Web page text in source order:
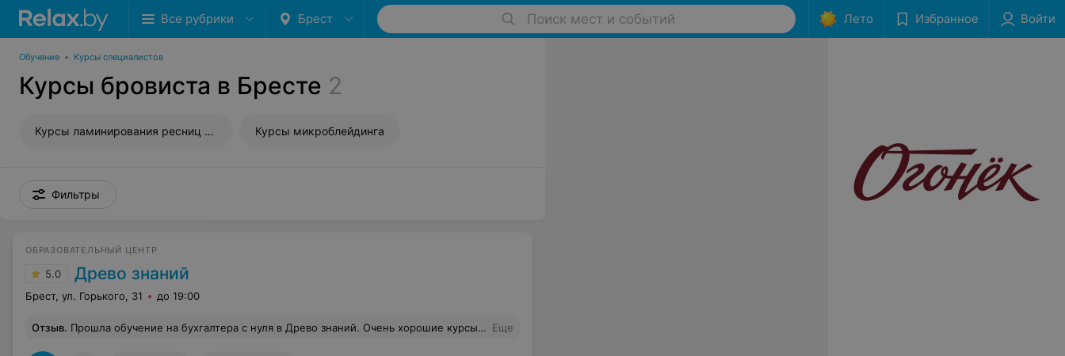
Все рубрики Брест Поиск мест и событий Лето Избранное Войти
Обучение • Курсы специалистов
Курсы бровиста в Бресте 2
Курсы ламинирования ресниц и бровей Курсы микроблейдинга
Фильтры
ОБРАЗОВАТЕЛЬНЫЙ ЦЕНТР
5.0 Древо знаний
Брест, ул. Горького, 31 до 19:00
Отзыв. Прошла обучение на бухгалтера с нуля в Древо знаний. Очень хорошие курсы, познавательные! Получила массу знаний и навыков. Очень хороший преподаватель Ирина Владимировна. Доступно все объясняет. Рекомендую! Еще